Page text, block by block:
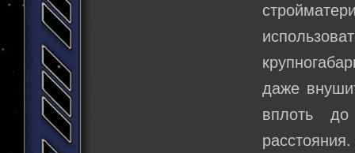
даже
вплоть до
расстояния.